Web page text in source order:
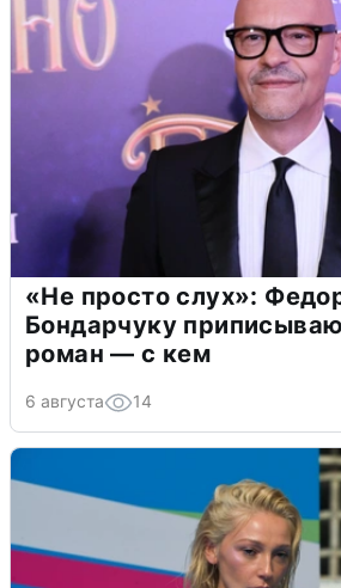
«Не просто слух»:
Бондарчуку
роман — с кем
6 августа 14